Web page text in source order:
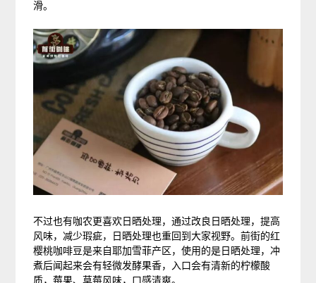
滑。
不过也有咖农更喜欢日晒处理，通过改良日晒处理，提高
风味，减少瑕疵，日晒处理也重回到大家视野。前街的红
樱桃咖啡豆是来自耶加雪菲产区，使用的是日晒处理，冲
煮后闻起来会有轻微发酵果香，入口会有清新的柠檬酸
质，莓果、草莓风味，口感清爽。